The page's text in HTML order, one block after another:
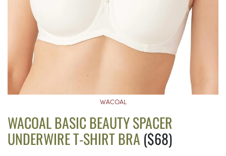
WACOAL
WACOAL BASIC BEAUTY SPACER
UNDERWIRE T-SHIRT BRA ($68)